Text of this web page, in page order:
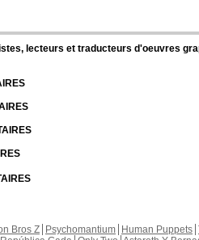
lecteurs et traducteurs d'oeuvres
Bros Z Psychomantium Human Puppets